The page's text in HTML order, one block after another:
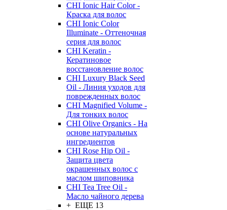
CHI Ionic Hair Color -
Краска для волос
CHI Ionic Color
Illuminate - Оттеночная
серия для волос
CHI Keratin -
Кератиновое
восстановление волос
CHI Luxury Black Seed
Oil - Линия уходов для
поврежденных волос
CHI Magnified Volume -
Для тонких волос
CHI Olive Organics - На
основе натуральных
ингредиентов
CHI Rose Hip Oil -
Защита цвета
окрашенных волос с
маслом шиповника
CHI Tea Tree Oil -
Масло чайного дерева
+ ЕЩЕ 13